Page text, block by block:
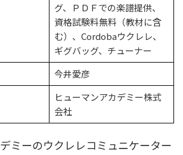
グ、ＰＤＦでの楽譜提供、
資格試験料無料（教材に含
む）、Cordobaウクレレ、
ギグバッグ、チューナー
今井愛彦
ヒューマンアカデミー株式
会社
ミーのウクレレコミュニケーター